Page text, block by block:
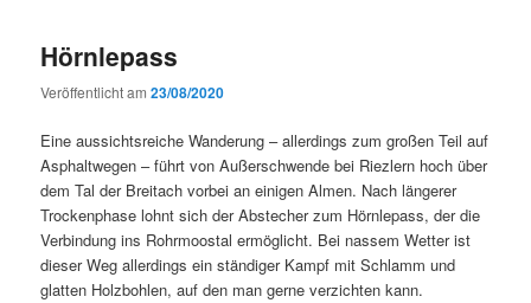
Hörnlepass
Veröffentlicht am23/08/2020
Eine aussichtsreiche Wanderung – allerdings zum großen Teil auf
Asphaltwegen – führt von Außerschwende bei Riezlern hoch über
dem Tal der Breitach vorbei an einigen Almen. Nach längerer
Trockenphase lohnt sich der Abstecher zum Hörnlepass, der die
Verbindung ins Rohrmoostal ermöglicht. Bei nassem Wetter ist
dieser Weg allerdings ein ständiger Kampf mit Schlamm und
glatten Holzbohlen, auf den man gerne verzichten kann.